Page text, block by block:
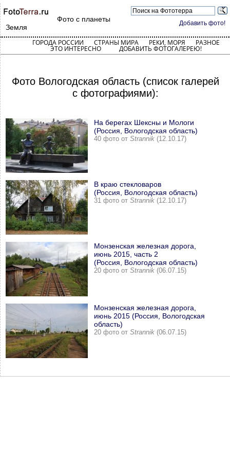
Добавить фото!
Фото с планеты
Земля
ГОРОДА РОССИИ СТРАНЫ МИРА РЕКИ, МОРЯ РАЗНОЕ
ЭТО ИНТЕРЕСНО ДОБАВИТЬ ФОТОГАЛЕРЕЮ!
Фото Вологодская область (список галерей
с фотографиями):
На берегах Шексны и Мологи
(Россия, Вологодская область)
40 фото от Strannik (12.10.17)
В краю стекловаров
(Россия, Вологодская область)
31 фото от Strannik (12.10.17)
Монзенская железная дорога,
июнь 2015, часть 2
(Россия, Вологодская область)
20 фото от Strannik (06.07.15)
Монзенская железная дорога,
июнь 2015 (Россия, Вологодская
область)
20 фото от Strannik (06.07.15)